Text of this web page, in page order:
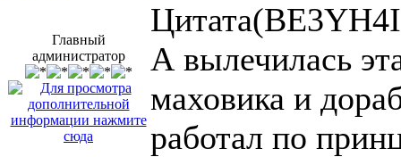
Главный
администратор
А вылечилась
маховика и
работал по